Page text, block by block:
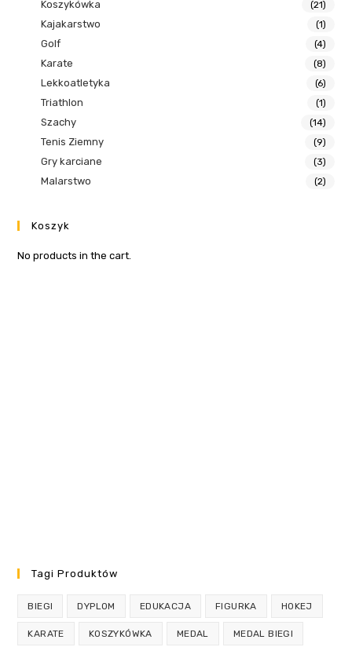
Koszykówka (21)
Kajakarstwo (1)
Golf (4)
Karate (8)
Lekkoatletyka (6)
Triathlon (1)
Szachy (14)
Tenis Ziemny (9)
Gry karciane (3)
Malarstwo (2)
Koszyk
No products in the cart.
Tagi Produktów
BIEGI DYPLOM EDUKACJA FIGURKA HOKEJ
KARATE KOSZYKÓWKA MEDAL MEDAL BIEGI